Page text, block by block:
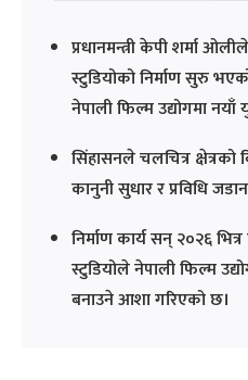
प्रधानमन्त्री केपी शर्मा
स्टुडियोको निर्माण सुरु
नेपाली फिल्म उद्योगमा
सिंहासनले चलचित्र
कानुनी सुधार र प्रविधि
निर्माण कार्य सन् २०२६
स्टुडियोले नेपाली फिल्म
बनाउने आशा गरिएको छ।